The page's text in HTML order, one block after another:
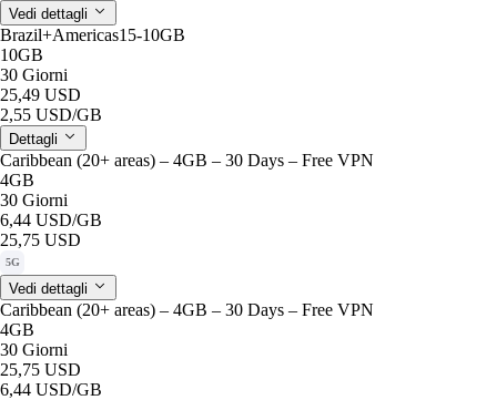
Vedi dettagli
Brazil+Americas15-10GB
10GB
30 Giorni
25,49 USD
2,55 USD/GB
Dettagli
Caribbean (20+ areas) – 4GB – 30 Days – Free VPN
4GB
30 Giorni
6,44 USD/GB
25,75 USD
5G
Vedi dettagli
Caribbean (20+ areas) – 4GB – 30 Days – Free VPN
4GB
30 Giorni
25,75 USD
6,44 USD/GB